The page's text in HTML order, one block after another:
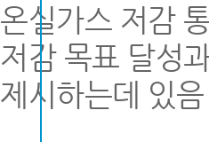
온실가스 저감
저감 목표 달성
제시하는데 있음